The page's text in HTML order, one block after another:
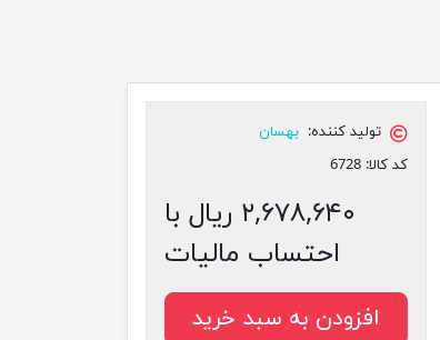
تولید کننده: بهسان
کد کالا: 6728
۲,۶۷۸,۶۴۰ ریال با
احتساب مالیات
افزودن به سبد خرید